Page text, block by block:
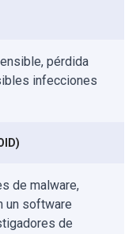
pérdida
infecciones
de malware,
un software
de